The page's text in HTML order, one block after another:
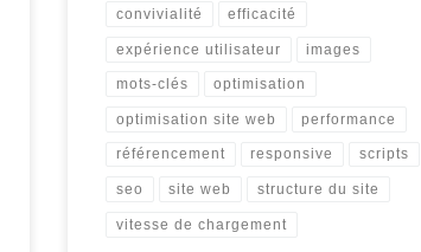
convivialité efficacité
expérience utilisateur images
mots-clés optimisation
optimisation site web performance
référencement responsive scripts
seo site web structure du site
vitesse de chargement